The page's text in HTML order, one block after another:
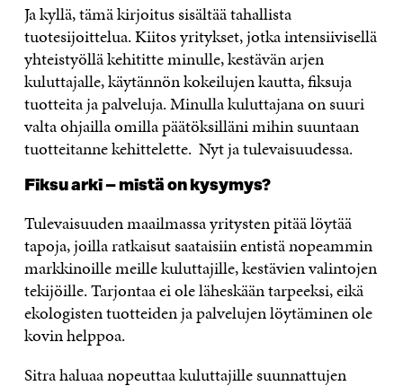
Ja kyllä, tämä kirjoitus sisältää tahallista
tuotesijoittelua. Kiitos yritykset, jotka intensiivisellä
yhteistyöllä kehititte minulle, kestävän arjen
kuluttajalle, käytännön kokeilujen kautta, fiksuja
tuotteita ja palveluja. Minulla kuluttajana on suuri
valta ohjailla omilla päätöksilläni mihin suuntaan
tuotteitanne kehittelette. Nyt ja tulevaisuudessa.
Fiksu arki – mistä on kysymys?
Tulevaisuuden maailmassa yritysten pitää löytää
tapoja, joilla ratkaisut saataisiin entistä nopeammin
markkinoille meille kuluttajille, kestävien valintojen
tekijöille. Tarjontaa ei ole läheskään tarpeeksi, eikä
ekologisten tuotteiden ja palvelujen löytäminen ole
kovin helppoa.
Sitra haluaa nopeuttaa kuluttajille suunnattujen